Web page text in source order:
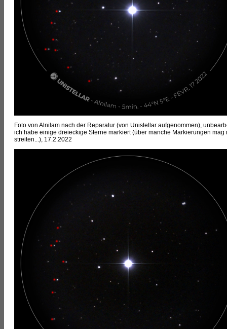
Foto von Alnilam nach der Reparatur (von Unistellar aufgenommen),
ich habe einige dreieckige Sterne markiert (über manche Markierungen mag
streiten...), 17.2.2022